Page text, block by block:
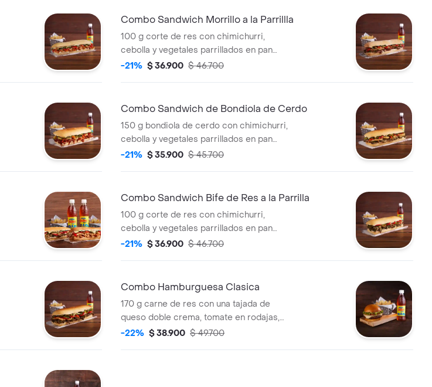
Combo Sandwich Morrillo a la Parrillla
100 g corte de res con chimichurri,
cebolla y vegetales parrillados en pan
horneado acompañado de una porción de
-21% $ 36.900 $ 46.700
Combo Sandwich de Bondiola de Cerdo
150 g bondiola de cerdo con chimichurri,
cebolla y vegetales parrillados en pan
horneado acompañado de una porción de
-21% $ 35.900 $ 45.700
Combo Sandwich Bife de Res a la Parrilla
100 g corte de res con chimichurri,
cebolla y vegetales parrillados en pan
horneado acompañado de una porción de
-21% $ 36.900 $ 46.700
Combo Hamburguesa Clasica
170 g carne de res con una tajada de
queso doble crema, tomate en rodajas,
cebolla en rodajas, lechuga y salsa BBQ
-22% $ 38.900 $ 49.700